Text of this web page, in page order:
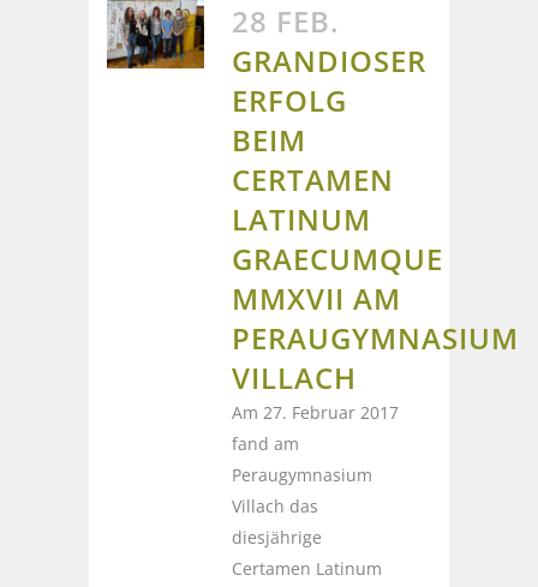
28 FEB.
GRANDIOSER
ERFOLG
BEIM
CERTAMEN
LATINUM
GRAECUMQUE
MMXVII AM
PERAUGYMNASIUM
VILLACH
Am 27. Februar 2017
fand am
Peraugymnasium
Villach das
diesjährige
Certamen Latinum